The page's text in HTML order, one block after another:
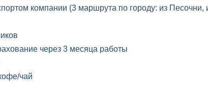
компании (3 маршрута по городу: из
через 3 месяца работы
чай